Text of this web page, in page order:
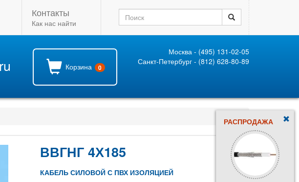
Контакты
Как нас найти
Корзина 0
Москва - (495) 131-02-05
Санкт-Петербург - (812) 628-80-89
РАСПРОДАЖА
ВВГНГ 4Х185
КАБЕЛЬ СИЛОВОЙ С ПВХ ИЗОЛЯЦИЕЙ